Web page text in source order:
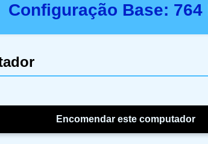
Configuração Base: 764